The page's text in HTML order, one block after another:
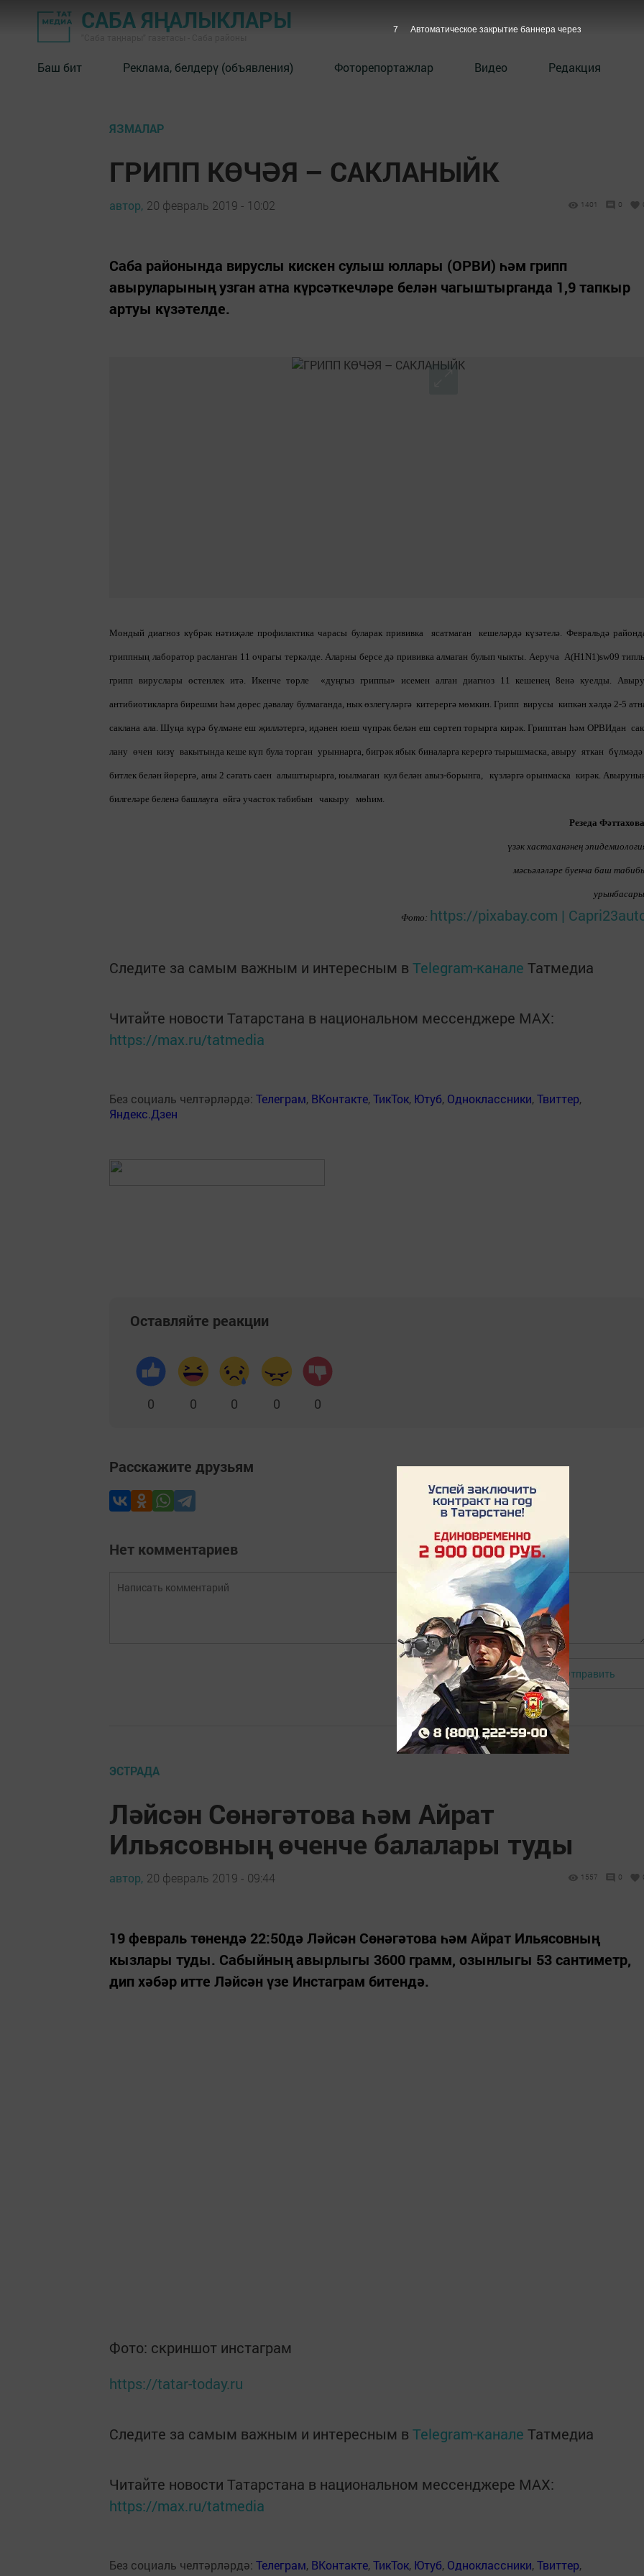
САБА ЯҢАЛЫКЛАРЫ
Баш бит Реклама, белдерү (объявления) Фоторепортажлар Видео Редакция
ЯЗМАЛАР
ГРИПП КӨЧӘЯ – САКЛАНЫЙК
автор, 20 февраль 2019 - 10:02 1401 0
Саба районында вируслы кискен сулыш юллары (ОРВИ) һәм грипп
авыруларының узган атна күрсәткечләре белән чагыштырганда 1,9 тапкыр
артуы күзәтелде.
Мондый диагноз күбрәк нәтиҗәле профилактика чарасы буларак прививка ясатмаган кешеләрдә күзәтелә. Февральдә
гриппның лаборатор расланган 11 очрагы теркәлде. Аларны берсе дә прививка алмаган булып чыкты. Аеруча A(H1N1)sw09
грипп вируслары өстенлек итә. Икенче төрле «дуңгыз гриппы» исемен алган диагноз 11 кешенең 8енә куелды.
антибиотикларга бирешми һәм дөрес дәвалау булмаганда, нык өзлегүләргә китерергә мөмкин. Грипп вирусы кипкән хәлдә 2-5
саклана ала. Шуңа күрә бүлмәне еш җилләтергә, идәнен юеш чүпрәк белән еш сөртеп торырга кирәк. Грипптан һәм ОРВИдан
лану өчен кизү вакытында кеше күп була торган урыннарга, бигрәк ябык биналарга керергә тырышмаска, авыру яткан
битлек белән йөрергә, аны 2 сәгать саен алыштырырга, юылмаган кул белән авыз-борынга, күзләргә орынмаска кирәк.
билгеләре беленә башлауга өйгә участок табибын чакыру мөһим.
Резеда
үзәк хастаханәнең
мәсьәләләре буенча баш
Фото: https://pixabay.com |
Следите за самым важным и интересным в Telegram-канале Татмедиа
Читайте новости Татарстана в национальном мессенджере MАХ:
https://max.ru/tatmedia
Без социаль челтәрләрдә: Телеграм, ВКонтакте,ТикТок, Ютуб, Одноклассники,Твиттер,
Яндекс.Дзен
Оставляйте реакции
0 0 0 0 0
Расскажите друзьям
Нет комментариев
Авторизоваться Отправить
ЭСТРАДА
Ләйсән Сөнәгәтова һәм Айрат
Ильясовның өченче балалары туды
автор, 20 февраль 2019 - 09:44 1557 0
19 февраль төнендә 22:50дә Ләйсән Сөнәгәтова һәм Айрат Ильясовның
кызлары туды. Сабыйның авырлыгы 3600 грамм, озынлыгы 53 сантиметр,
дип хәбәр итте Ләйсән үзе Инстаграм битендә.
Фото: скриншот инстаграм
https://tatar-today.ru
Следите за самым важным и интересным в Telegram-канале Татмедиа
Читайте новости Татарстана в национальном мессенджере MАХ:
https://max.ru/tatmedia
Без социаль челтәрләрдә: Телеграм, ВКонтакте,ТикТок, Ютуб, Одноклассники,Твиттер,
6 Автоматическое закрытие баннера через